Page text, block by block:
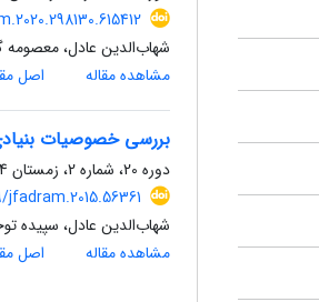
شهاب‌الدین عادل، معصومه
مشاهده مقاله
اصل
بررسی خصوصیات
دوره 20، شماره 2، زمستان 1394، صفحه
jfadram.2015.56361
شهاب‌الدین عادل، سپیده
مشاهده مقاله
اصل